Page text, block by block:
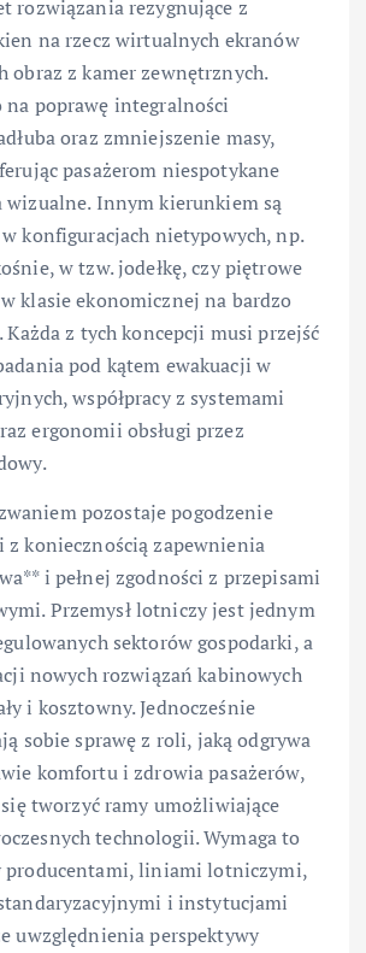
rozwiązania rezygnujące z
na rzecz wirtualnych ekranów
obraz z kamer zewnętrznych.
na poprawę integralności
oraz zmniejszenie masy,
pasażerom niespotykane
wizualne. Innym kierunkiem są
w konfiguracjach nietypowych, np.
w tzw. jodełkę, czy piętrowe
klasie ekonomicznej na bardzo
Każda z tych koncepcji musi przejść
pod kątem ewakuacji w
współpracy z systemami
ergonomii obsługi przez
pozostaje pogodzenie
koniecznością zapewnienia
i pełnej zgodności z przepisami
Przemysł lotniczy jest jednym
sektorów gospodarki, a
nowych rozwiązań kabinowych
i kosztowny. Jednocześnie
sobie sprawę z roli, jaką odgrywa
komfortu i zdrowia pasażerów,
tworzyć ramy umożliwiające
technologii. Wymaga to
producentami, liniami lotniczymi,
i instytucjami
uwzględnienia perspektywy